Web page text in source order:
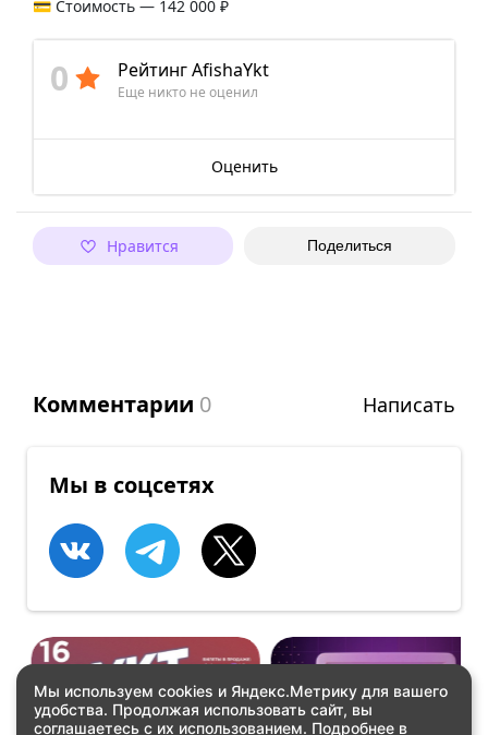
Мы используем cookies и Яндекс.Метрику для вашего
удобства. Продолжая использовать сайт, вы
соглашаетесь с их использованием. Подробнее в
💳 Стоимость — 142 000 ₽
0 Рейтинг AfishaYkt
Еще никто не оценил
Оценить
Нравится Поделиться
Комментарии 0 Написать
Мы в соцсетях
ВСТРЕЧИ ВСТРЕЧИ